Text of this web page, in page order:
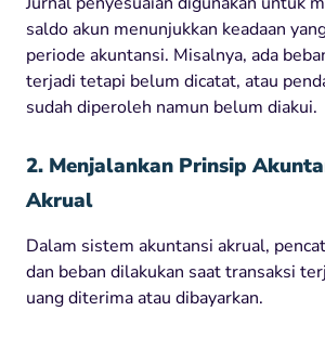
saldo akun menunjukkan keadaan
periode akuntansi. Misalnya, ada
terjadi tetapi belum dicatat, atau
sudah diperoleh namun belum diakui.
2. Menjalankan Prinsip
Akrual
Dalam sistem akuntansi akrual,
dan beban dilakukan saat transaksi
uang diterima atau dibayarkan.